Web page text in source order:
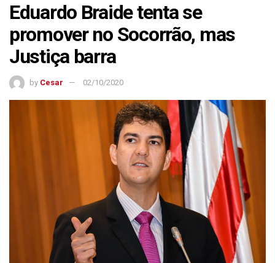
Eduardo Braide tenta se
promover no Socorrão, mas
Justiça barra
by Cesar 02/10/2020